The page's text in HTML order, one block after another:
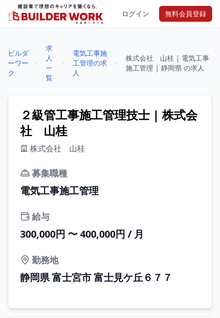
ログイン 無料会員登録
ビルダ
ーワー
ク
求
人
一
覧
電気工事施
工管理の求
人
株式会社 山桂 | 電気工事
施工管理 | 静岡県 の求人
２級管工事施工管理技士 | 株式会
社 山桂
株式会社 山桂
募集職種
電気工事施工管理
給与
300,000円 〜 400,000円 / 月
勤務地
静岡県 富士宮市 富士見ケ丘６７７